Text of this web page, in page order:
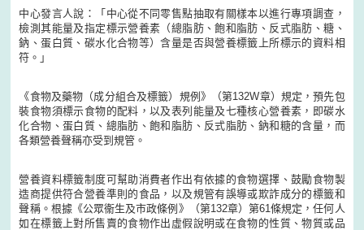
中心發言人說：「中心從不同零售點抽取有關樣本以進行專項調查，
檢測其能量及指定標示營養素（總脂肪、飽和脂肪、反式脂肪、糖、
鈉、蛋白質、碳水化合物等）含量是否與營養標籤上所標示的資料相
符。」
《食物及藥物（成分組合及標籤）規例》（第132W章）規定，預先包
裝食物須標示食物的配料，以及表列能量及七種核心營養素，即碳水
化合物、蛋白質、總脂肪、飽和脂肪、反式脂肪、鈉和糖的含量，而
各類營養聲稱亦受到規管。
營養資料標籤制度可幫助消費者作出有依據的食物選擇、鼓勵食物製
造商提供符合營養準則的食品，以及規管有誤導或欺詐成分的標籤和
聲稱。根據《公眾衞生及市政條例》（第132章）第61條規定，任何人
如在標籤上對所售賣的食物作出虛假說明或在食物的性質、物質或品